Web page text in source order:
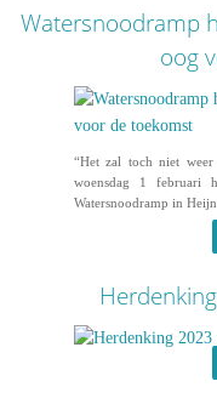
Watersnoodramp
oog
“Het zal toch niet
woensdag 1 februari
Watersnoodramp in